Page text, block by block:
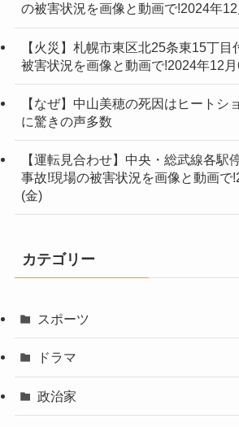
の被害状況を画像と動画で!2024年
【火災】札幌市東区北25条東15丁
被害状況を画像と動画で!2024年12
【なぜ】中山美穂の死因はヒートシ
に驚きの声多数
【運転見合わせ】中央・総武線各駅
事故!現場の被害状況を画像と動画で
(金)
カテゴリー
スポーツ
ドラマ
政治家